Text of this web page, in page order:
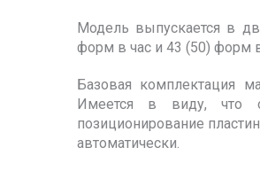
Модель выпускается в
форм в час и 43 (50) форм
Базовая комплектация
Имеется в виду, что
позиционирование
автоматически.